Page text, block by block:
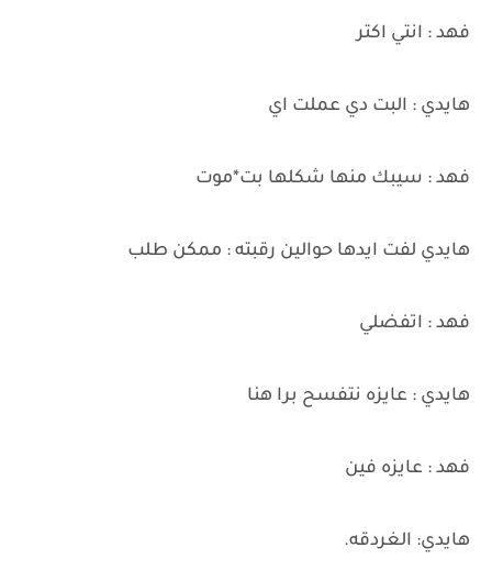
فهد : انتي اكتر
هايدي : البت دي عملت اي
فهد : سيبك منها شكلها بت*موت
هايدي لفت ايدها حوالين رقبته : ممكن طلب
فهد : اتفضلي
هايدي : عايزه نتفسح برا هنا
فهد : عايزه فين
هايدي: الغردقه.